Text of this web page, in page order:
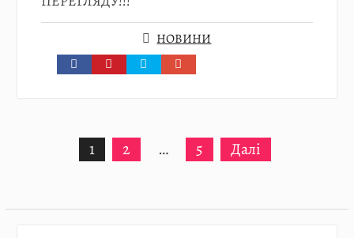
НОВИНИ
Пагінація
1 2 … 5 Далі
08.08